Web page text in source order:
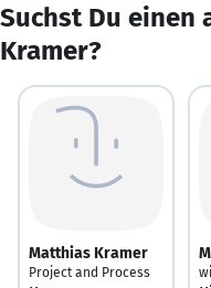
Suchst Du einen
Kramer?
Matthias Kramer
Project and Process